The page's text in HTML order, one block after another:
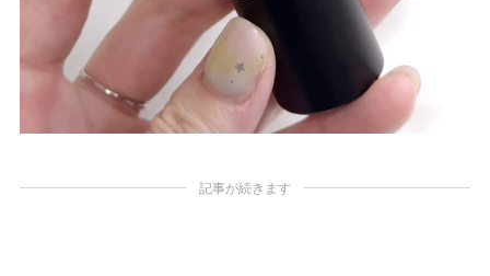
記事が続きます